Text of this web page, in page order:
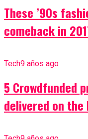
These ’90s
comeback in
Tech9 años ago
5 Crowdfunded
delivered on the